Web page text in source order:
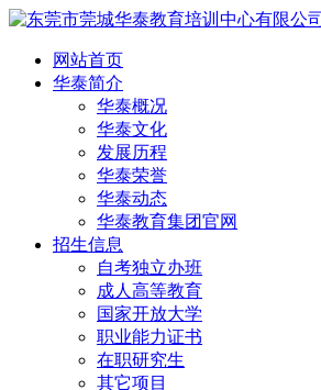
网站首页
华泰简介
华泰概况
华泰文化
发展历程
华泰荣誉
华泰动态
华泰教育集团官网
招生信息
自考独立办班
成人高等教育
国家开放大学
职业能力证书
在职研究生
其它项目